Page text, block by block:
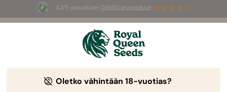
4.7/5 perustuen 58690 arvosteluun
Summer Sales: jopa –50 %
valikoiduista tuotteista! ⏤
Kannabiksen kasvatusopas Royal Queen Seedsiltä
Oletko vähintään 18-vuotias?